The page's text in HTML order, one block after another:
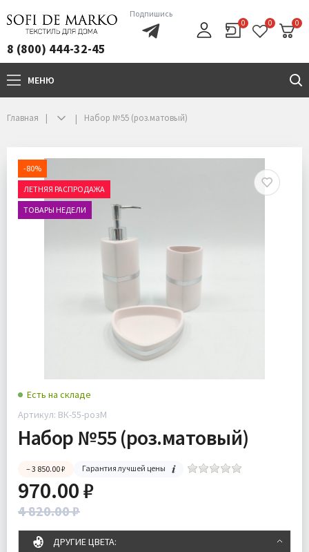
8 (800) 444-32-45
Подпишись
0 0 0
МЕНЮ
+7(800)444-32-45
Главная Набор №55 (роз.матовый)
-80%
ЛЕТНЯЯ РАСПРОДАЖА
ТОВАРЫ НЕДЕЛИ
Есть на складе
Артикул: ВК-55-розМ
Набор №55 (роз.матовый)
– 3 850.00 ₽ Гарантия лучшей цены
970.00 ₽
4 820.00 ₽
ДРУГИЕ ЦВЕТА: